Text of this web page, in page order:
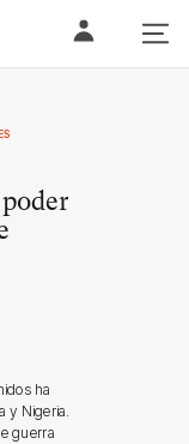
ha
y Nigeria.
guerra